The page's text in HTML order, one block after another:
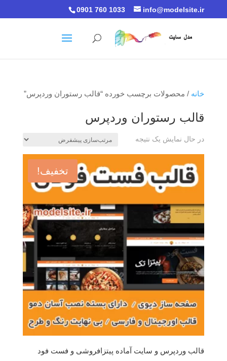
0901 760 1033 info@modelsite.ir
خانه / محصولات برچسب خورده “قالب رستوران وردپرس”
قالب رستوران وردپرس
در حال نمایش یک نتیجه
تخفیف!
قالب وردپرس و سایت آماده پیتزافروشی و فست فود